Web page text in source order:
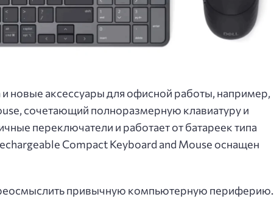
новые аксессуары для офисной работы, например,
сочетающий полноразмерную клавиатуру и
переключатели и работает от батареек типа
Compact Keyboard and Mouse оснащен
привычную компьютерную периферию.